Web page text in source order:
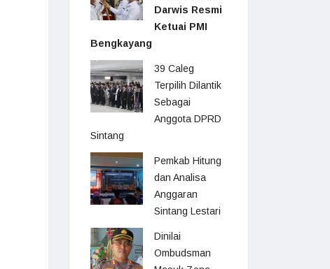
Darwis Resmi
Ketuai PMI
Bengkayang
39 Caleg
Terpilih Dilantik
Sebagai
Anggota DPRD
Sintang
Pemkab Hitung
dan Analisa
Anggaran
Sintang Lestari
Dinilai
Ombudsman